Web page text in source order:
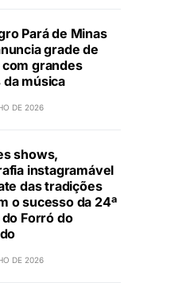
Pará de Minas
grade de
grandes
da música
DE 2026
shows,
instagramável
das tradições
o sucesso da 24ª
Forró do
DE 2026